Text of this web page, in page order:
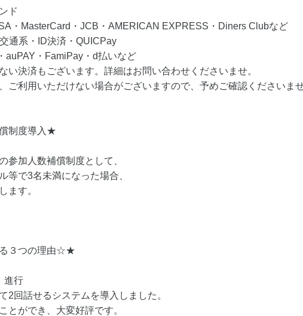
ド
・MasterCard・JCB・AMERICAN EXPRESS・Diners Clubなど
通系・ID決済・QUICPay
auPAY・FamiPay・d払いなど
い決済もございます。詳細はお問い合わせくださいませ。
ご利用いただけない場合がございますので、予めご確認くださいま
制度導入★
参加人数補償制度として、
等で3名未満になった場合、
ます。
３つの理由☆★
進行
2回話せるシステムを導入しました。
とができ、大変好評です。